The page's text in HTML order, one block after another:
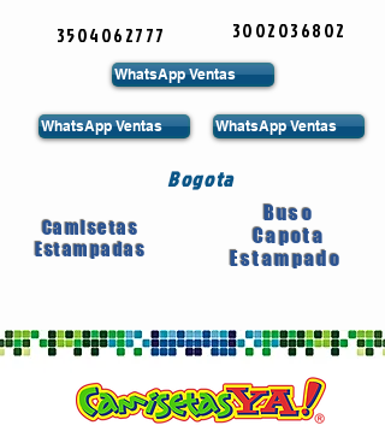
3504062777 3002036802
WhatsApp Ventas
WhatsApp Ventas WhatsApp Ventas
Bogota
Camisetas
Estampadas
Buso
Capota
Estampado